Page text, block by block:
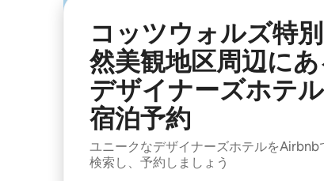
コッツウォルズ特
然美観地区周辺にあ⁠
デ⁠ザ⁠イ⁠ナ⁠ー⁠ズホ⁠テ⁠
宿⁠泊⁠予⁠約
ユニークなデ⁠ザ⁠イ⁠ナ⁠ー⁠ズホ⁠テ⁠ル⁠をAirbnb⁠
検⁠索⁠し⁠、予⁠約し⁠ま⁠し⁠ょ⁠う